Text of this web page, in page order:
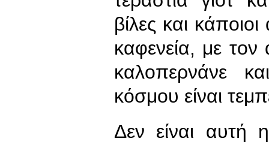
βίλες και
καφενεία, με τον
καλοπερνάνε
κόσμου είναι
Δεν είναι αυτή